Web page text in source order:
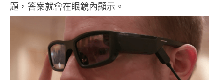
題，答案就會在眼鏡內顯示。